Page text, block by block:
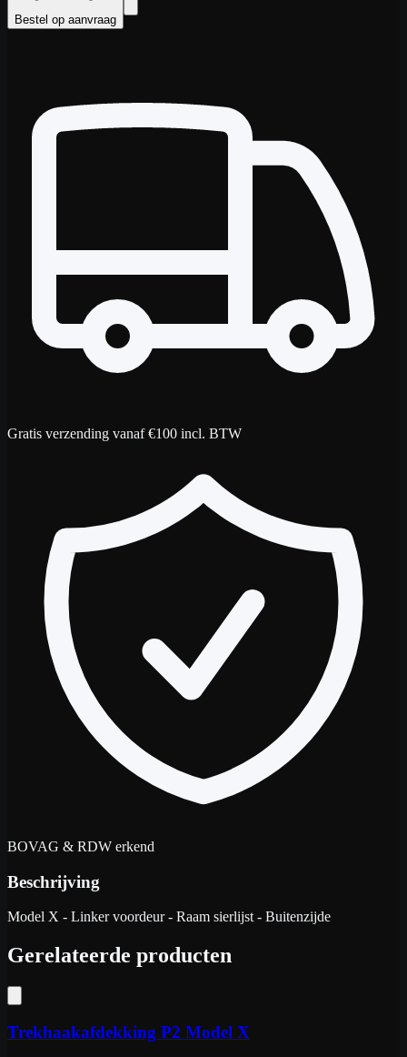
Bestel op aanvraag
Gratis verzending vanaf €100 incl. BTW
BOVAG & RDW erkend
Beschrijving
Model X - Linker voordeur - Raam sierlijst - Buitenzijde
Gerelateerde producten
Trekhaakafdekking P2 Model X